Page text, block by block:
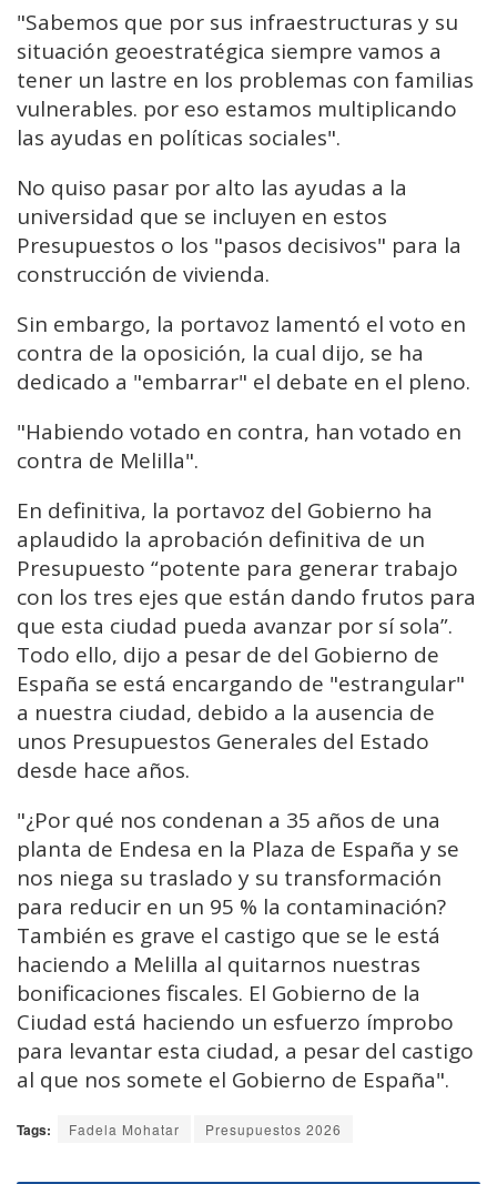
"Sabemos que por sus infraestructuras y su
situación geoestratégica siempre vamos a
tener un lastre en los problemas con familias
vulnerables. por eso estamos multiplicando
las ayudas en políticas sociales".
No quiso pasar por alto las ayudas a la
universidad que se incluyen en estos
Presupuestos o los "pasos decisivos" para la
construcción de vivienda.
Sin embargo, la portavoz lamentó el voto en
contra de la oposición, la cual dijo, se ha
dedicado a "embarrar" el debate en el pleno.
"Habiendo votado en contra, han votado en
contra de Melilla".
En definitiva, la portavoz del Gobierno ha
aplaudido la aprobación definitiva de un
Presupuesto “potente para generar trabajo
con los tres ejes que están dando frutos para
que esta ciudad pueda avanzar por sí sola”.
Todo ello, dijo a pesar de del Gobierno de
España se está encargando de "estrangular"
a nuestra ciudad, debido a la ausencia de
unos Presupuestos Generales del Estado
desde hace años.
"¿Por qué nos condenan a 35 años de una
planta de Endesa en la Plaza de España y se
nos niega su traslado y su transformación
para reducir en un 95 % la contaminación?
También es grave el castigo que se le está
haciendo a Melilla al quitarnos nuestras
bonificaciones fiscales. El Gobierno de la
Ciudad está haciendo un esfuerzo ímprobo
para levantar esta ciudad, a pesar del castigo
al que nos somete el Gobierno de España".
Tags: Fadela Mohatar Presupuestos 2026